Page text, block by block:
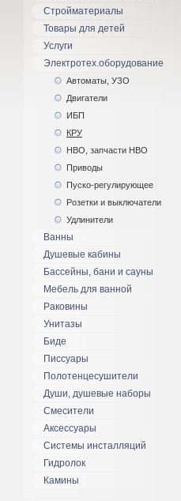
Стройматериалы
Товары для детей
Услуги
Электротех.оборудование
Автоматы, УЗО
Двигатели
ИБП
КРУ
НВО, запчасти НВО
Приводы
Пуско-регулирующее
Розетки и выключатели
Удлинители
Ванны
Душевые кабины
Бассейны, бани и сауны
Мебель для ванной
Раковины
Унитазы
Биде
Писсуары
Полотенцесушители
Души, душевые наборы
Смесители
Аксессуары
Системы инсталляций
Гидролок
Камины